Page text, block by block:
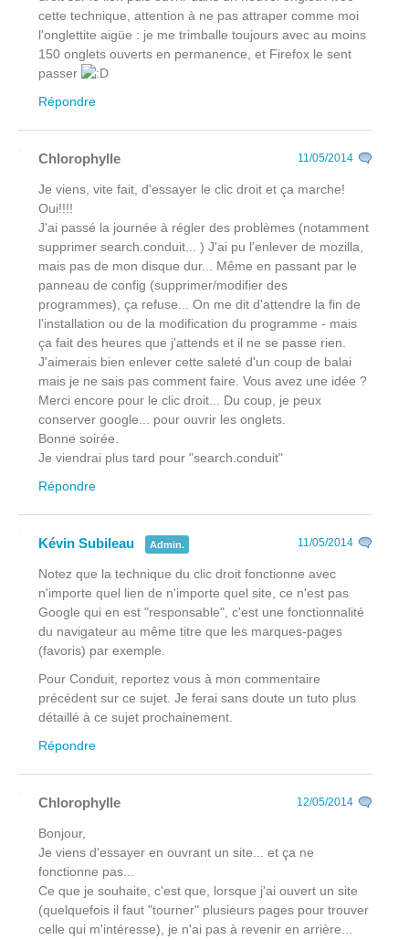
cette technique, attention à ne pas attraper comme moi
l'onglettite aigüe : je me trimballe toujours avec au moins
150 onglets ouverts en permanence, et Firefox le sent
passer
Répondre
Chlorophylle 11/05/2014
Je viens, vite fait, d'essayer le clic droit et ça marche!
Oui!!!!
J'ai passé la journée à régler des problèmes (notamment
supprimer search.conduit... ) J'ai pu l'enlever de mozilla,
mais pas de mon disque dur... Même en passant par le
panneau de config (supprimer/modifier des
programmes), ça refuse... On me dit d'attendre la fin de
l'installation ou de la modification du programme - mais
ça fait des heures que j'attends et il ne se passe rien.
J'aimerais bien enlever cette saleté d'un coup de balai
mais je ne sais pas comment faire. Vous avez une idée ?
Merci encore pour le clic droit... Du coup, je peux
conserver google... pour ouvrir les onglets.
Bonne soirée.
Je viendrai plus tard pour "search.conduit"
Répondre
Kévin Subileau Admin. 11/05/2014
Notez que la technique du clic droit fonctionne avec
n'importe quel lien de n'importe quel site, ce n'est pas
Google qui en est "responsable", c'est une fonctionnalité
du navigateur au même titre que les marques-pages
(favoris) par exemple.
Pour Conduit, reportez vous à mon commentaire
précédent sur ce sujet. Je ferai sans doute un tuto plus
détaillé à ce sujet prochainement.
Répondre
Chlorophylle 12/05/2014
Bonjour,
Je viens d'essayer en ouvrant un site... et ça ne
fonctionne pas...
Ce que je souhaite, c'est que, lorsque j'ai ouvert un site
(quelquefois il faut "tourner" plusieurs pages pour trouver
celle qui m'intéresse), je n'ai pas à revenir en arrière...